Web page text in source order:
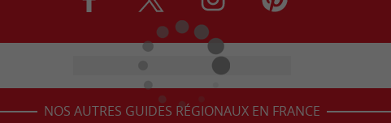
NOS AUTRES GUIDES RÉGIONAUX EN FRANCE